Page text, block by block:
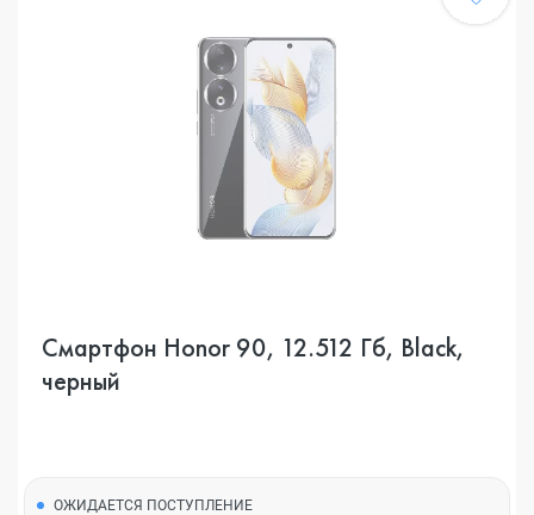
Смартфон Honor 90, 12.512 Гб, Black,
черный
ОЖИДАЕТСЯ ПОСТУПЛЕНИЕ